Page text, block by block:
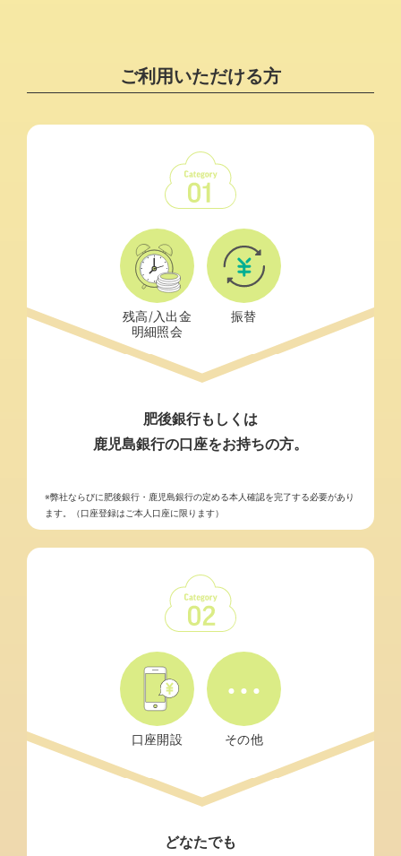
ご利用いただける方
残高/入出金
明細照会
振替
肥後銀行もしくは
鹿児島銀行の口座をお持ちの方。
※弊社ならびに肥後銀行・鹿児島銀行の定める本人確認を完了する必要があり
ます。（口座登録はご本人口座に限ります）
口座開設 その他
どなたでも